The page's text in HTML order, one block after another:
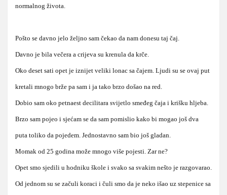
normalnog života.
Pošto se davno jelo željno sam čekao da nam donesu taj čaj.
Davno je bila večera a crijeva su krenula da krče.
Oko deset sati opet je iznijet veliki lonac sa čajem. Ljudi su se ovaj put
kretali mnogo brže pa sam i ja tako brzo došao na red.
Dobio sam oko petnaest decilitara svijetlo smeđeg čaja i krišku hljeba.
Brzo sam pojeo i sjećam se da sam pomislio kako bi mogao još dva
puta toliko da pojedem. Jednostavno sam bio još gladan.
Momak od 25 godina može mnogo više pojesti. Zar ne?
Opet smo sjedili u hodniku škole i svako sa svakim nešto je razgovarao.
Od jednom su se začuli koraci i čuli smo da je neko išao uz stepenice sa